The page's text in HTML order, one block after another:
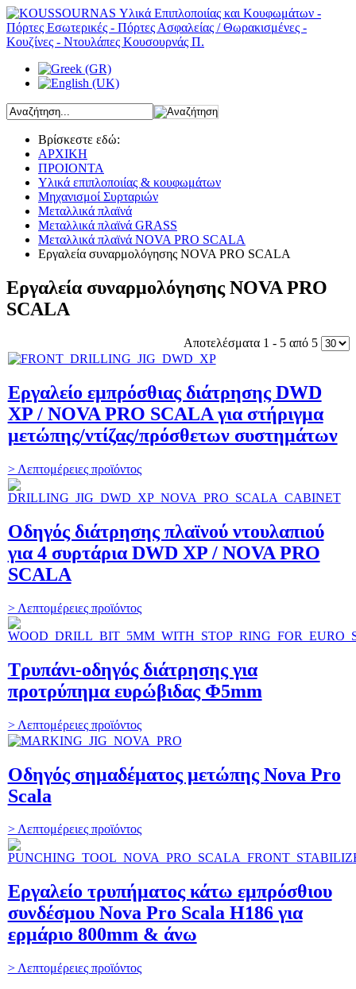
Βρίσκεστε εδώ:
ΑΡΧΙΚΗ
ΠΡΟΙΟΝΤΑ
Υλικά επιπλοποιίας & κουφωμάτων
Μηχανισμοί Συρταριών
Μεταλλικά πλαϊνά
Μεταλλικά πλαϊνά GRASS
Μεταλλικά πλαϊνά NOVA PRO SCALA
Εργαλεία συναρμολόγησης NOVA PRO SCALA
Εργαλεία συναρμολόγησης NOVA PRO
SCALA
Αποτελέσματα 1 - 5 από 5
Εργαλείο εμπρόσθιας διάτρησης DWD
XP / NOVA PRO SCALA για στήριγμα
μετώπης/ντίζας/πρόσθετων συστημάτων
> Λεπτομέρειες προϊόντος
Οδηγός διάτρησης πλαϊνού ντουλαπιού
για 4 συρτάρια DWD XP / NOVA PRO
SCALA
> Λεπτομέρειες προϊόντος
Τρυπάνι-οδηγός διάτρησης για
προτρύπημα ευρώβιδας Φ5mm
> Λεπτομέρειες προϊόντος
Οδηγός σημαδέματος μετώπης Nova Pro
Scala
> Λεπτομέρειες προϊόντος
Εργαλείο τρυπήματος κάτω εμπρόσθιου
συνδέσμου Nova Pro Scala H186 για
ερμάριο 800mm & άνω
> Λεπτομέρειες προϊόντος